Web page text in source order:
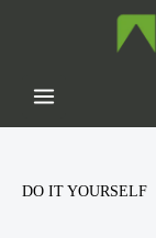
DO IT YOURSELF